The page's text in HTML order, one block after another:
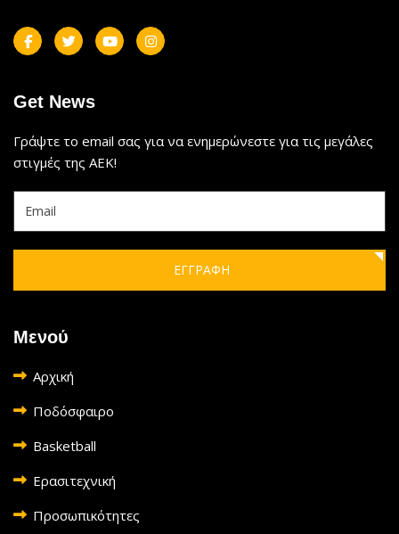
Get News
Γράψτε το email σας για να ενημερώνεστε για τις μεγάλες
στιγμές της ΑΕΚ!
ΕΓΓΡΑΦΗ
Μενού
Αρχική
Ποδόσφαιρο
Basketball
Ερασιτεχνική
Προσωπικότητες